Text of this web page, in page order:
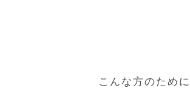
こんな方のため